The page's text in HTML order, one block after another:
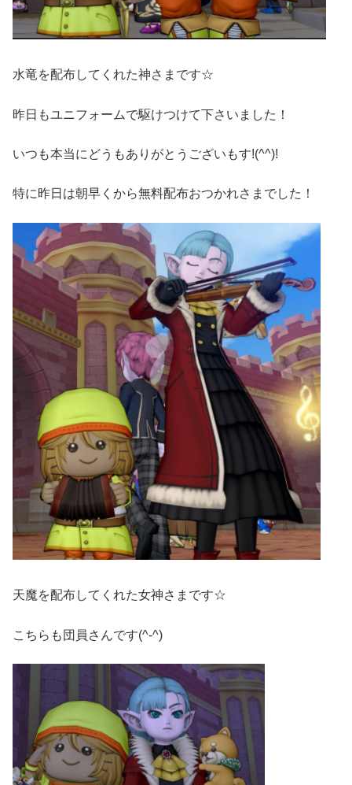
水竜を配布してくれた神さまです☆
昨日もユニフォームで駆けつけて下さいました！
いつも本当にどうもありがとうございもす!(^^)!
特に昨日は朝早くから無料配布おつかれさまでした！
天魔を配布してくれた女神さまです☆
こちらも団員さんです(^-^)